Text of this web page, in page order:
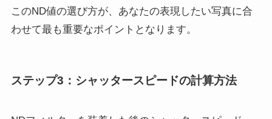
このND値の選び方が、あなたの表現したい写真に合
わせて最も重要なポイントとなります。
ステップ3：シャッタースピードの計算方法